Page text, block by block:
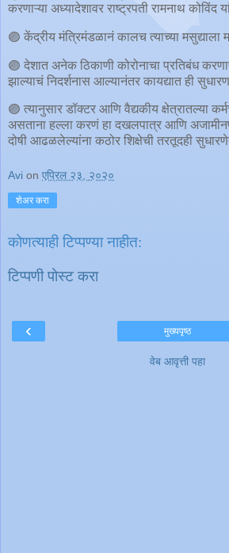
करणाऱ्या अध्यादेशावर राष्ट्रपती रामनाथ कोविंद
🟣 केंद्रीय मंत्रिमंडळानं कालच त्याच्या मसुद्याला
🟣 देशात अनेक ठिकाणी कोरोनाचा प्रतिबंध
झाल्याचं निदर्शनास आल्यानंतर कायद्यात ही
🟣 त्यानुसार डॉक्टर आणि वैद्यकीय क्षेत्रातल्या
असताना हल्ला करणं हा दखलपात्र आणि
दोषी आढळलेल्यांना कठोर शिक्षेची तरतूदही
Avi on एप्रिल २३, २०२०
शेअर करा
कोणत्याही टिप्पण्‍या नाहीत:
टिप्पणी पोस्ट करा
‹ मुख्यपृष्ठ
वेब आवृत्ती पहा